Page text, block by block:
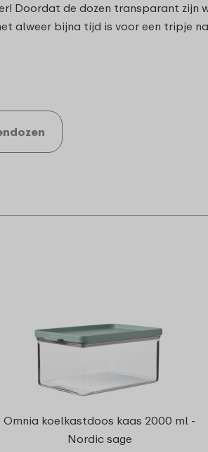
Doordat de dozen transparant zijn
alweer bijna tijd is voor een tripje
Omnia koelkastdoos kaas 2000 ml -
Nordic sage